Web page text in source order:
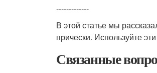
-------------
В этой статье мы
прически. Используйте
Связанные